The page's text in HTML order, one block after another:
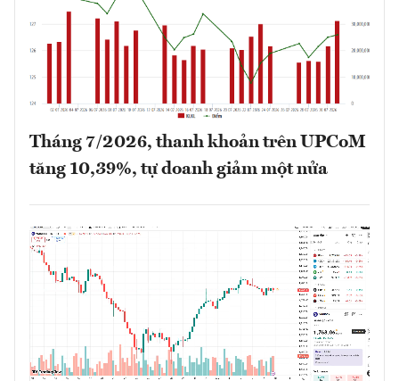
Tháng 7/2026, thanh khoản trên UPCoM
tăng 10,39%, tự doanh giảm một nửa